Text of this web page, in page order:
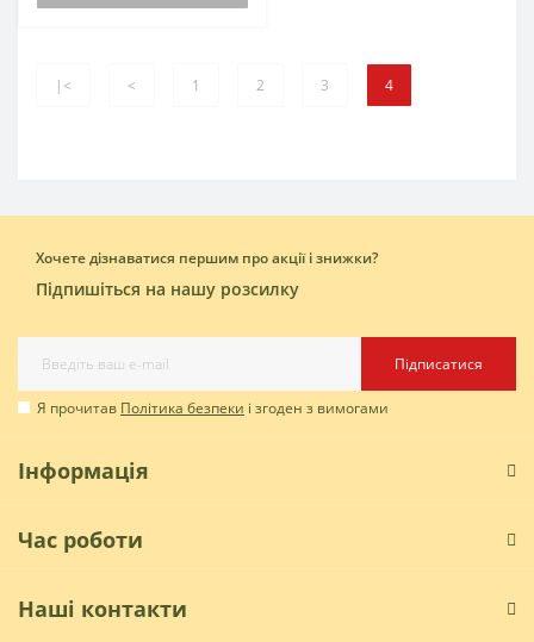
|< < 1 2 3 4
Хочете дізнаватися першим про акції і знижки?
Підпишіться на нашу розсилку
Підписатися
Я прочитав Політика безпеки і згоден з вимогами
Інформація
Час роботи
Наші контакти